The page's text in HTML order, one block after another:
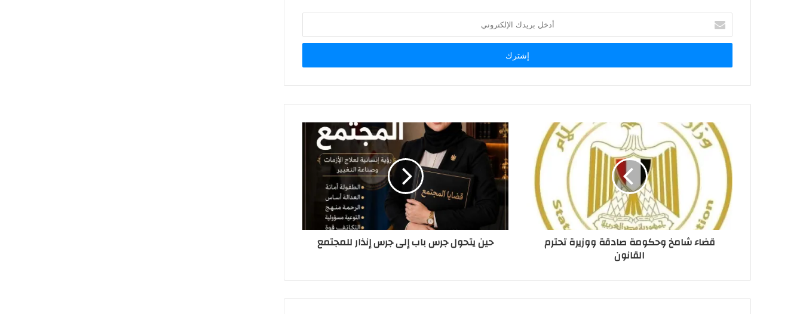
بريدك
الإلكتروني
قضاء شامخ وحكومة صادقة ووزيرة تحترم
القانون
حين يتحول جرس باب إلى جرس إنذار للمجتمع